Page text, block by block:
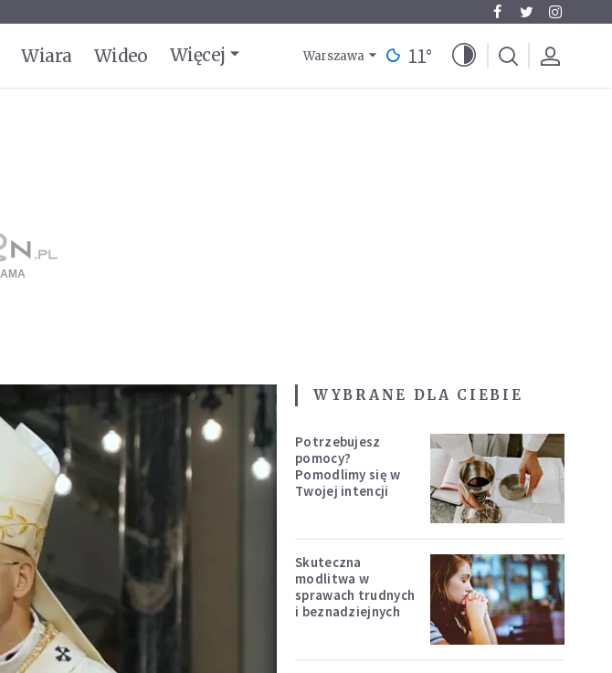
Wiara Wideo Więcej Warszawa 11°
WYBRANE DLA CIEBIE
Potrzebujesz
pomocy?
Pomodlimy się w
Twojej intencji
Skuteczna
modlitwa w
sprawach trudnych
i beznadziejnych